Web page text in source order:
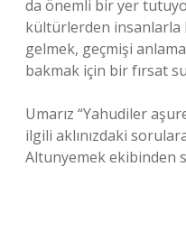
da önemli bir yer
kültürlerden insanlarla
gelmek, geçmişi
bakmak için bir fırsat
Umarız “Yahudiler
ilgili aklınızdaki
Altunyemek ekibinden